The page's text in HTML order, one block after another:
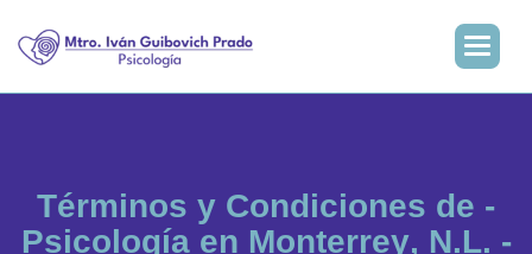
Términos y Condiciones de -
Psicología en Monterrey, N.L. -